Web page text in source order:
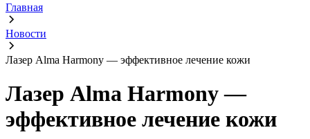
Главная
Новости
Лазер Alma Harmony — эффективное лечение кожи
Лазер Alma Harmony —
эффективное лечение кожи